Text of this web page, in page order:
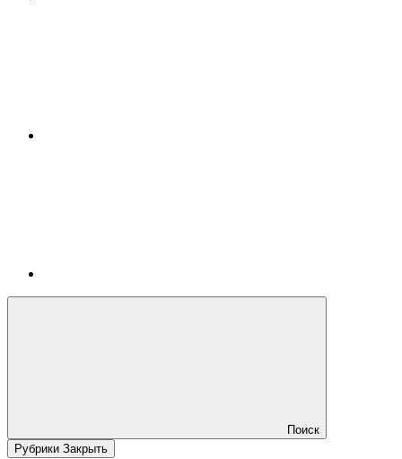
Поиск
Рубрики Закрыть